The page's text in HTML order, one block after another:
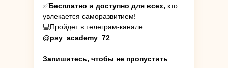
✅Бесплатно и доступно для всех, кто
увлекается саморазвитием!
💻Пройдет в телеграм-канале
@psy_academy_72
Запишитесь, чтобы не пропустить